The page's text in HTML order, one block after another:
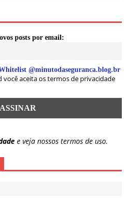
posts por email:
@minutodaseguranca.blog.br
você aceita os termos de privacidade
e veja nossos termos de uso.